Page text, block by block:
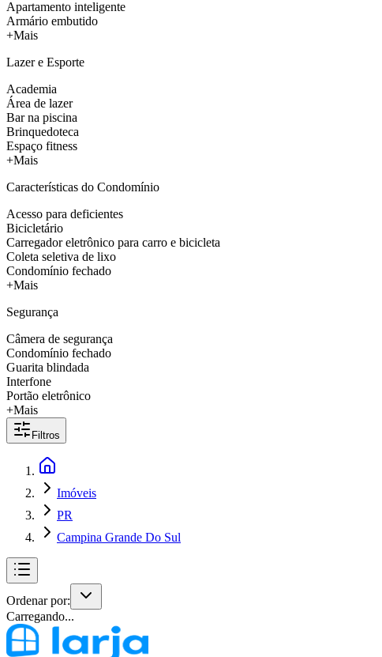
Apartamento inteligente
Armário embutido
+Mais
Lazer e Esporte
Academia
Área de lazer
Bar na piscina
Brinquedoteca
Espaço fitness
+Mais
Características do Condomínio
Acesso para deficientes
Bicicletário
Carregador eletrônico para carro e bicicleta
Coleta seletiva de lixo
Condomínio fechado
+Mais
Segurança
Câmera de segurança
Condomínio fechado
Guarita blindada
Interfone
Portão eletrônico
+Mais
Filtros
Imóveis
PR
Campina Grande Do Sul
Ordenar por:
Carregando...